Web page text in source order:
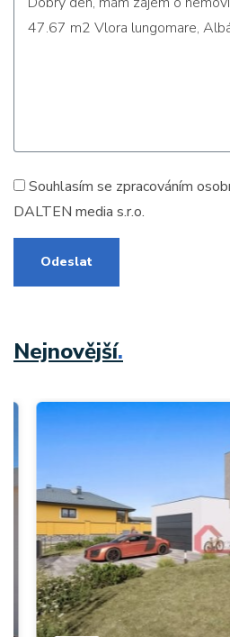
Souhlasím se zpracováním
DALTEN media s.r.o.
Odeslat
Nejnovější.